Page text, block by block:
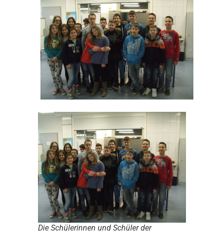
Die Schülerinnen und Schüler der